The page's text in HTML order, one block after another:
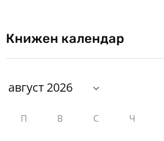
Книжен календар
П В С Ч